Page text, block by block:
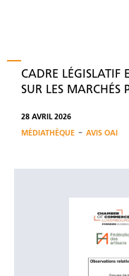
CADRE LÉGISLATIF
SUR LES MARCHÉS
28 AVRIL 2026
MÉDIATHÈQUE - AVIS OAI